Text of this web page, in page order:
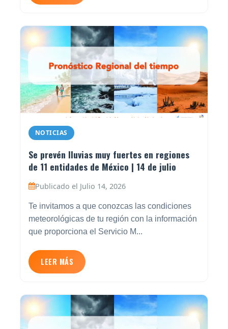
NOTICIAS
Se prevén lluvias muy fuertes en regiones
de 11 entidades de México | 14 de julio
Publicado el Julio 14, 2026
Te invitamos a que conozcas las condiciones
meteorológicas de tu región con la información
que proporciona el Servicio M...
LEER MÁS